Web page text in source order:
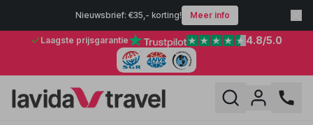
Nieuwsbrief: €35,- korting! Meer info
Laagste prijsgarantie 4.8/5.0